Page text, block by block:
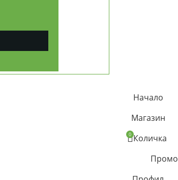
Начало
Магазин
0 Количка
Промо